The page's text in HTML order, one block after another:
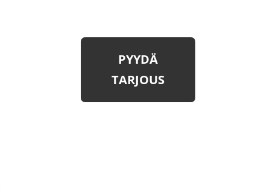
PYYDÄ
TARJOUS